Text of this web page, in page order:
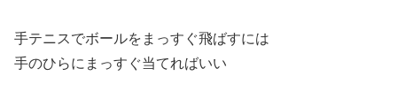
手テニスでボールをまっすぐ飛ばすには
手のひらにまっすぐ当てればいい